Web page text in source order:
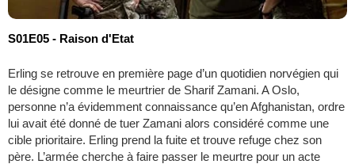
S01E05 - Raison d'Etat
Erling se retrouve en première page d’un quotidien norvégien qui
le désigne comme le meurtrier de Sharif Zamani. A Oslo,
personne n’a évidemment connaissance qu’en Afghanistan, ordre
lui avait été donné de tuer Zamani alors considéré comme une
cible prioritaire. Erling prend la fuite et trouve refuge chez son
père. L’armée cherche à faire passer le meurtre pour un acte